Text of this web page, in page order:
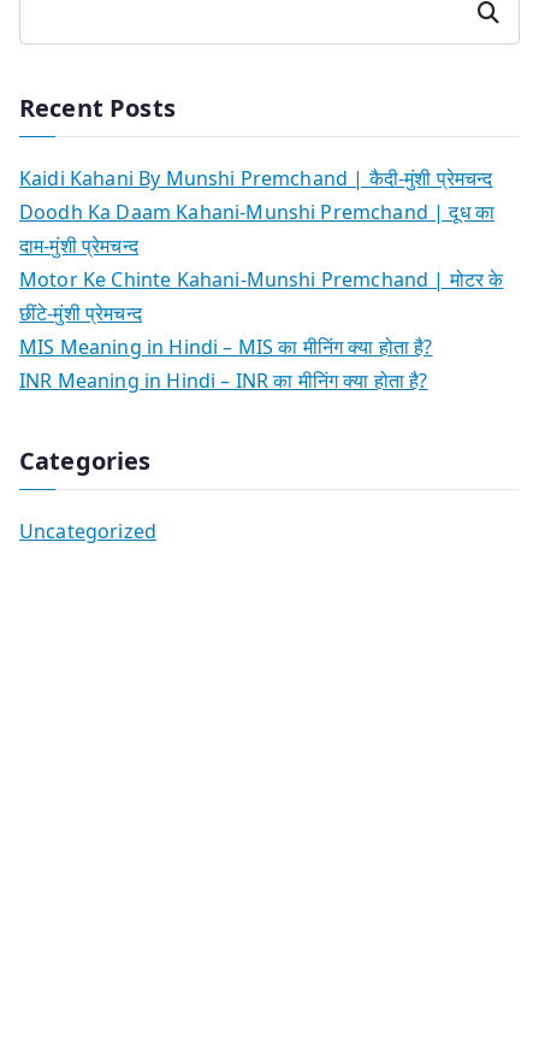
Search
Recent Posts
Kaidi Kahani By Munshi Premchand | कैदी-मुंशी प्रेमचन्द
Doodh Ka Daam Kahani-Munshi Premchand | दूध का
दाम-मुंशी प्रेमचन्द
Motor Ke Chinte Kahani-Munshi Premchand | मोटर के
छींटे-मुंशी प्रेमचन्द
MIS Meaning in Hindi – MIS का मीनिंग क्या होता है?
INR Meaning in Hindi – INR का मीनिंग क्या होता है?
Categories
Uncategorized